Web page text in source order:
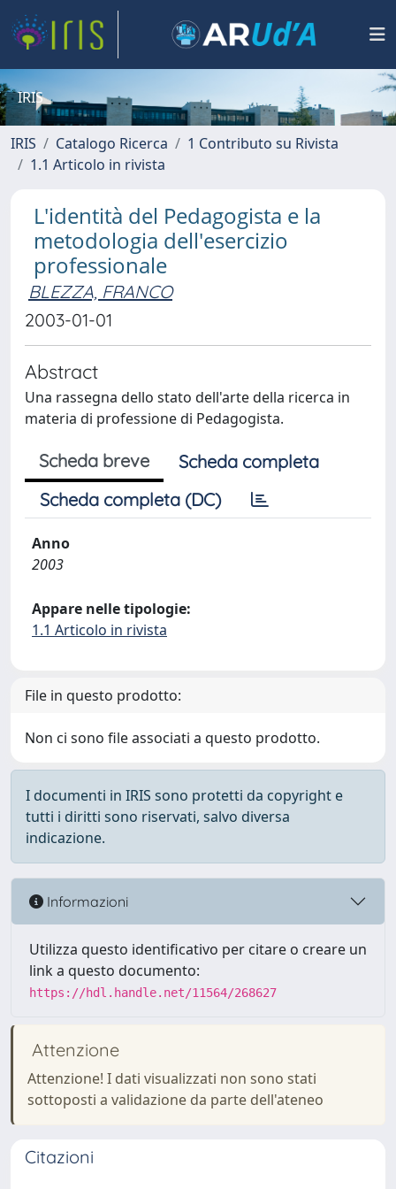
IRIS
IRIS Catalogo Ricerca
1 Contributo su Rivista
1.1 Articolo in rivista
L'identità del Pedagogista e la
metodologia dell'esercizio
professionale
BLEZZA, FRANCO
2003-01-01
Abstract
Una rassegna dello stato dell'arte della ricerca in
materia di professione di Pedagogista.
Scheda breve
Scheda completa
Scheda completa (DC)
Anno
2003
Appare nelle tipologie:
1.1 Articolo in rivista
File in questo prodotto:
Non ci sono file associati a questo prodotto.
I documenti in IRIS sono protetti da copyright e
tutti i diritti sono riservati, salvo diversa
indicazione.
Informazioni
Utilizza questo identificativo per citare o creare un
link a questo documento:
https://hdl.handle.net/11564/268627
Attenzione
Attenzione! I dati visualizzati non sono stati
sottoposti a validazione da parte dell'ateneo
Citazioni